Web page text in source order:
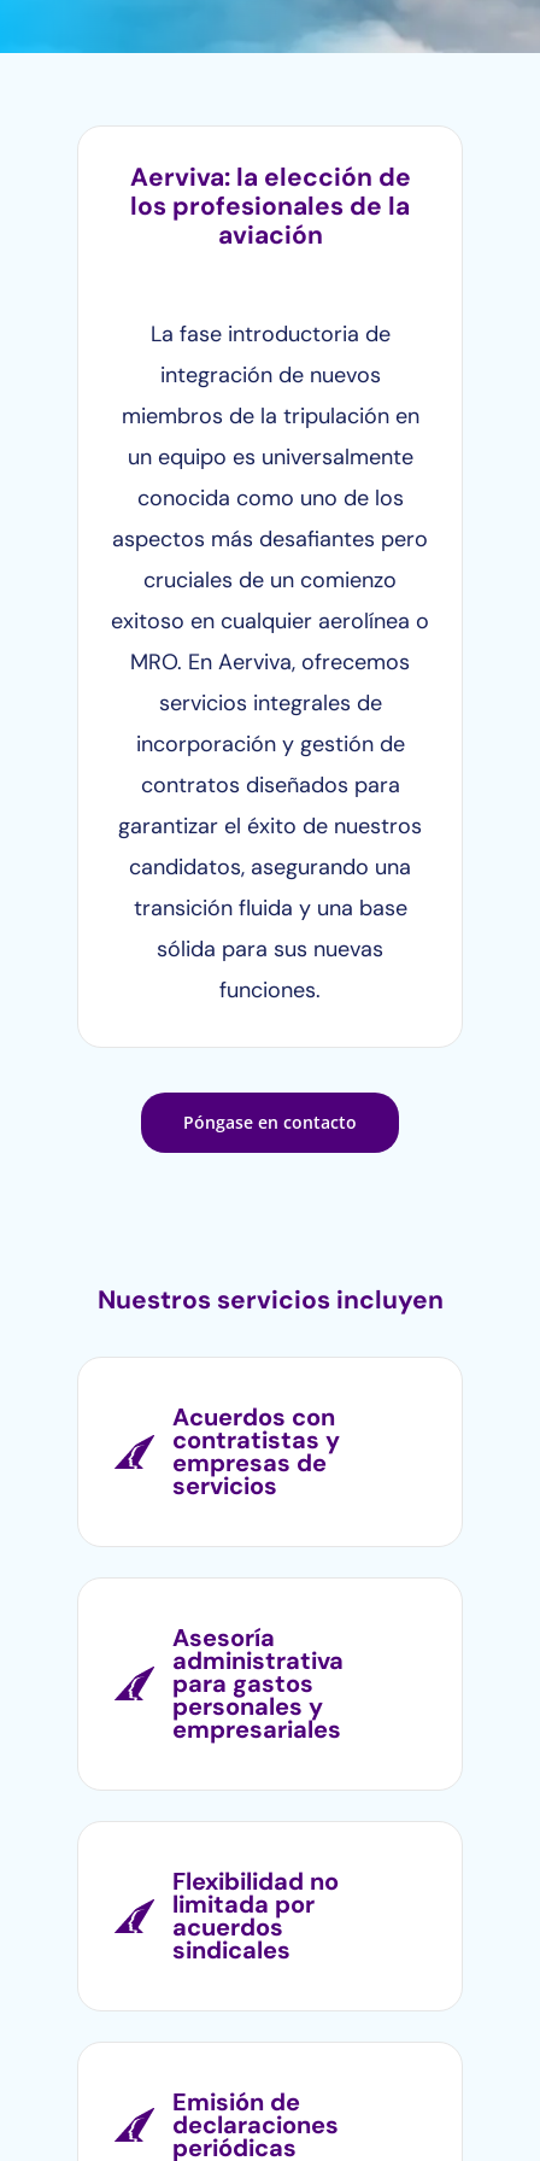
Aerviva: la elección de
los profesionales de la
aviación
La fase introductoria de
integración de nuevos
miembros de la tripulación en
un equipo es universalmente
conocida como uno de los
aspectos más desafiantes pero
cruciales de un comienzo
exitoso en cualquier aerolínea o
MRO. En Aerviva, ofrecemos
servicios integrales de
incorporación y gestión de
contratos diseñados para
garantizar el éxito de nuestros
candidatos, asegurando una
transición fluida y una base
sólida para sus nuevas
funciones.
Póngase en contacto
Nuestros servicios incluyen
Acuerdos con
contratistas y
empresas de
servicios
Asesoría
administrativa
para gastos
personales y
empresariales
Flexibilidad no
limitada por
acuerdos
sindicales
Emisión de
declaraciones
periódicas